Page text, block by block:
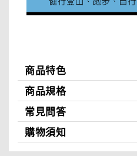
商品特色
商品規格
常見問答
購物須知